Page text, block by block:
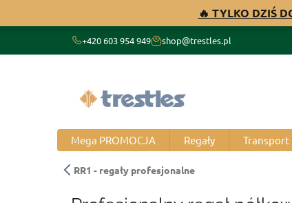
🔥 TYLKO DZIŚ
+420 603 954 949 shop@trestles.pl
Mega PROMOCJA Regały Transport
RR1 - regały profesjonalne